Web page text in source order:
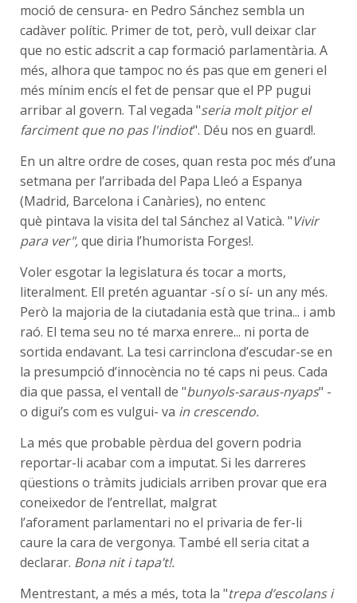
moció de censura- en Pedro Sánchez sembla un
cadàver polític. Primer de tot, però, vull deixar clar
que no estic adscrit a cap formació parlamentària. A
més, alhora que tampoc no és pas que em generi el
més mínim encís el fet de pensar que el PP pugui
arribar al govern. Tal vegada "seria molt pitjor el
farciment que no pas l'indiot". Déu nos en guard!.
En un altre ordre de coses, quan resta poc més d’una
setmana per l’arribada del Papa Lleó a Espanya
(Madrid, Barcelona i Canàries), no entenc
què pintava la visita del tal Sánchez al Vaticà. "Vivir
para ver",que diria l’humorista Forges!.
Voler esgotar la legislatura és tocar a morts,
literalment. Ell pretén aguantar -sí o sí- un any més.
Però la majoria de la ciutadania està que trina... i amb
raó. El tema seu no té marxa enrere... ni porta de
sortida endavant. La tesi carrinclona d’escudar-se en
la presumpció d’innocència no té caps ni peus. Cada
dia que passa, el ventall de "bunyols-saraus-nyaps" -
o digui’s com es vulgui- va in crescendo.
La més que probable pèrdua del govern podria
reportar-li acabar com a imputat. Si les darreres
qüestions o tràmits judicials arriben provar que era
coneixedor de l’entrellat, malgrat
l’aforament parlamentari no el privaria de fer-li
caure la cara de vergonya. També ell seria citat a
declarar. Bona nit i tapa’t!.
Mentrestant, a més a més, tota la "trepa d’escolans i